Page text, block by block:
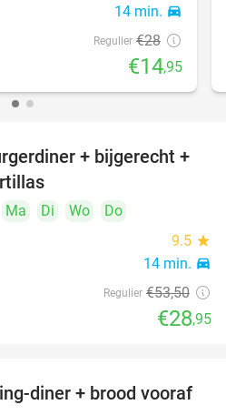
14 min. directions_car
Regulier €28
€14,95
46%
+ bijgerecht +
Ma Di Wo
Do
9.5 star
14 min. directions_car
Regulier €53,50
€28,95
32%
diner + brood vooraf